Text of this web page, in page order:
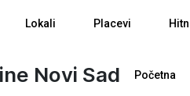
Lokali Placevi
Novi Sad Početna